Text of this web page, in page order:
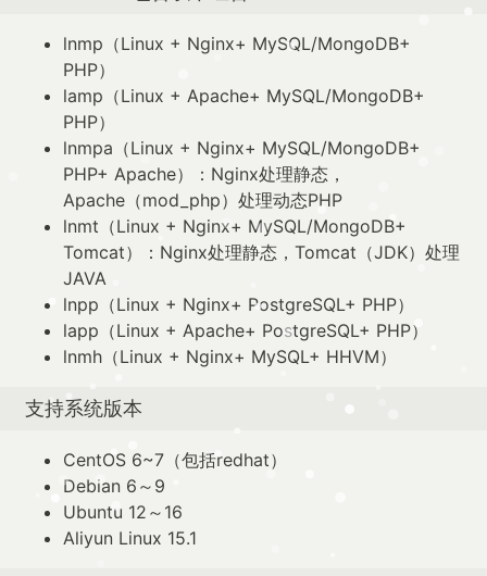
lnmp（Linux + Nginx+ MySQL/MongoDB+
PHP）
lamp（Linux + Apache+ MySQL/MongoDB+
PHP）
lnmpa（Linux + Nginx+ MySQL/MongoDB+
PHP+ Apache）：Nginx处理静态，
Apache（mod_php）处理动态PHP
lnmt（Linux + Nginx+ MySQL/MongoDB+
Tomcat）：Nginx处理静态，Tomcat（JDK）处理
JAVA
lnpp（Linux + Nginx+ PostgreSQL+ PHP）
lapp（Linux + Apache+ PostgreSQL+ PHP）
lnmh（Linux + Nginx+ MySQL+ HHVM）
支持系统版本
CentOS 6~7（包括redhat）
Debian 6～9
Ubuntu 12～16
Aliyun Linux 15.1